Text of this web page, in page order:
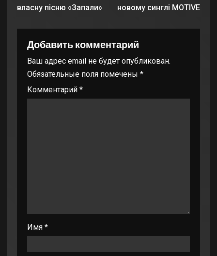
власну пісню «Запали»
новому синглі MOTIVE
Добавить комментарий
Ваш адрес email не будет опубликован.
Обязательные поля помечены *
Комментарий *
Имя *